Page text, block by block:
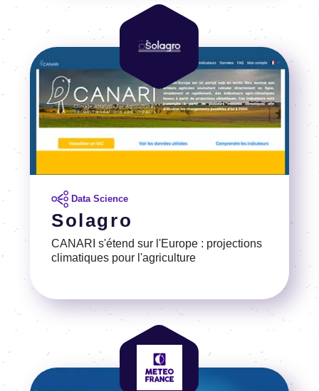
Solagro
CANARI s'étend sur l'Europe : projections
climatiques pour l'agriculture
Data Science
Image
Image
Image
Image